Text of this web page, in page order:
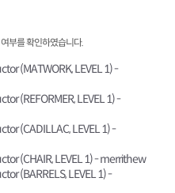
부를 확인하였습니다.
(MATWORK, LEVEL 1) -
(REFORMER, LEVEL 1) -
(CADILLAC, LEVEL 1) -
(CHAIR, LEVEL 1) - merrithew
(BARRELS, LEVEL 1) -